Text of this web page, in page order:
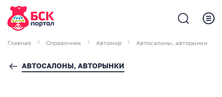
Главная Справочник Автомир Автосалоны, авторынки
АВТОСАЛОНЫ, АВТОРЫНКИ